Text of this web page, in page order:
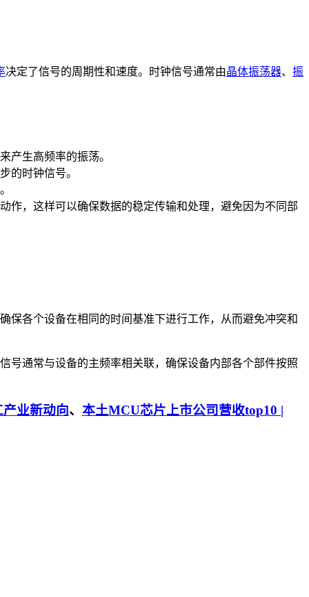
决定了信号的周期性和速度。时钟信号通常由晶体振荡器、 振
产生高频率的振荡。
的时钟信号。
作，这样可以确保数据的稳定传输和处理，避免因为不同部
保各个设备在相同的时间基准下进行工作，从而避免冲突和
号通常与设备的主频率相关联，确保设备内部各个部件按照
业新动向、 本土MCU芯片上市公司营收top10 |